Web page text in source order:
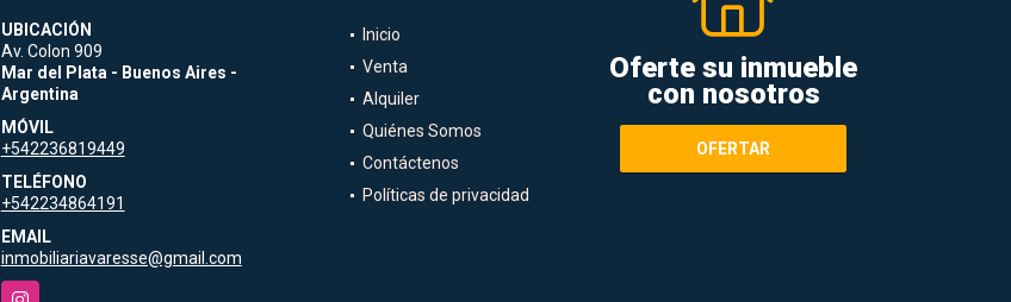
UBICACIÓN
Av. Colon 909
Mar del Plata - Buenos Aires -
Argentina
MÓVIL
+542236819449
TELÉFONO
+542234864191
EMAIL
inmobiliariavaresse@gmail.com
Instagram
Inicio
Venta
Alquiler
Quiénes Somos
Contáctenos
Políticas de privacidad
Oferte su inmueble
con nosotros
OFERTAR